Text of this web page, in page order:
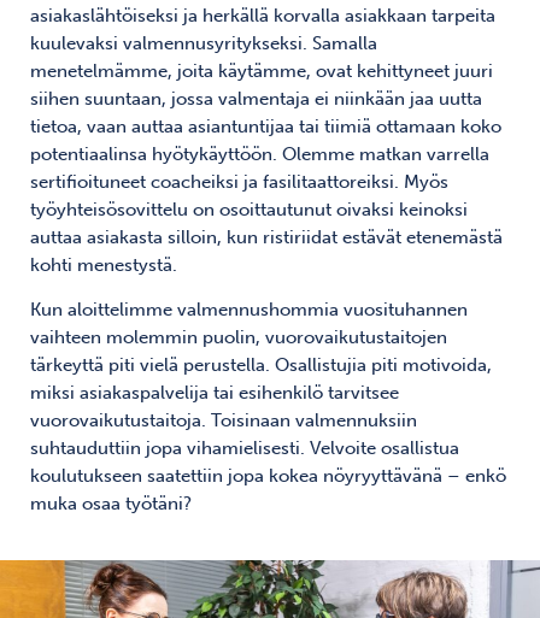
asiakaslähtöiseksi ja herkällä korvalla asiakkaan tarpeita
kuulevaksi valmennusyritykseksi. Samalla
menetelmämme, joita käytämme, ovat kehittyneet juuri
siihen suuntaan, jossa valmentaja ei niinkään jaa uutta
tietoa, vaan auttaa asiantuntijaa tai tiimiä ottamaan koko
potentiaalinsa hyötykäyttöön. Olemme matkan varrella
sertifioituneet coacheiksi ja fasilitaattoreiksi. Myös
työyhteisösovittelu on osoittautunut oivaksi keinoksi
auttaa asiakasta silloin, kun ristiriidat estävät etenemästä
kohti menestystä.
Kun aloittelimme valmennushommia vuosituhannen
vaihteen molemmin puolin, vuorovaikutustaitojen
tärkeyttä piti vielä perustella. Osallistujia piti motivoida,
miksi asiakaspalvelija tai esihenkilö tarvitsee
vuorovaikutustaitoja. Toisinaan valmennuksiin
suhtauduttiin jopa vihamielisesti. Velvoite osallistua
koulutukseen saatettiin jopa kokea nöyryyttävänä – enkö
muka osaa työtäni?